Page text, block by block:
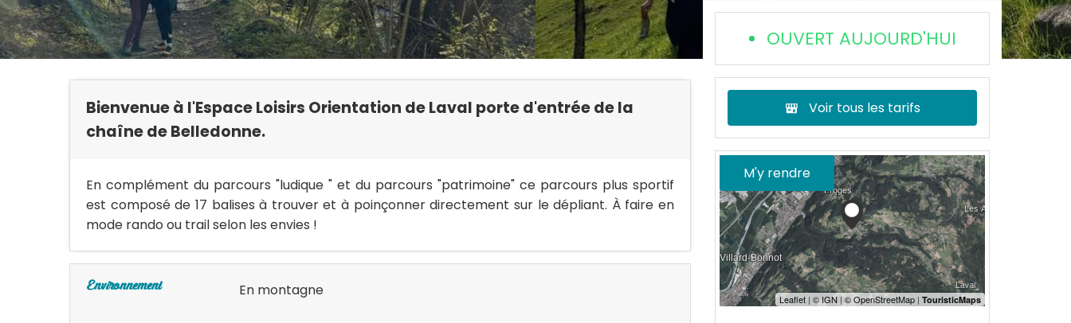
Bienvenue à l'Espace Loisirs Orientation de Laval porte d'entrée de la
chaîne de Belledonne.
En complément du parcours "ludique " et du parcours "patrimoine" ce parcours plus sportif
est composé de 17 balises à trouver et à poinçonner directement sur le dépliant. À faire en
mode rando ou trail selon les envies !
Environnement En montagne
OUVERT AUJOURD'HUI
Voir tous les tarifs
M'y rendre